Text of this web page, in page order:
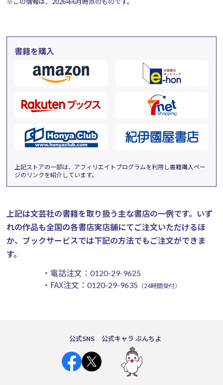
書籍を購入
上記ストアの一部は、アフィリエイトプログラムを利用し書籍購入ペー
ジのリンクを紹介しています。
上記は文芸社の書籍を取り扱う主な書店の一例です。 いず
れの作品も全国の各書店実店舗にてご注文いただけるほ
か、ブックサービスでは下記の方法でもご注文ができま
す。
・電話注文： 0120-29-9625
・FAX注文： 0120-29-9635 （24時間受付）
公式SNS 公式キャラ ぶんちよ